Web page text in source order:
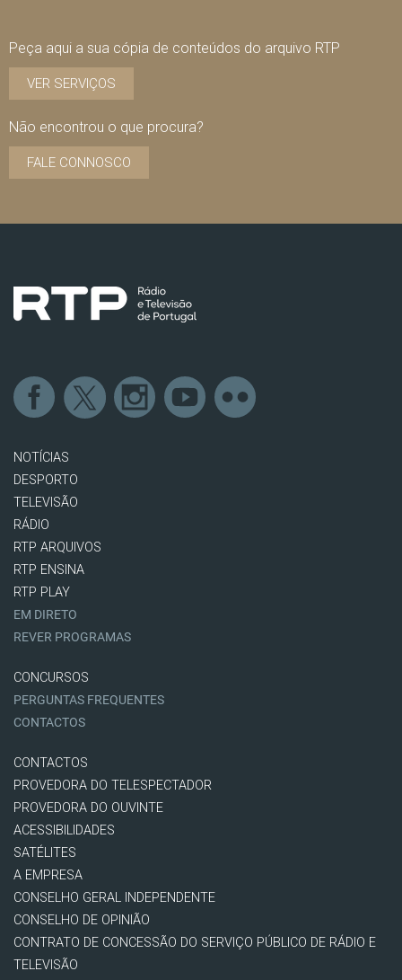
Peça aqui a sua cópia de conteúdos do arquivo RTP
VER SERVIÇOS
Não encontrou o que procura?
FALE CONNOSCO
NOTÍCIAS
DESPORTO
TELEVISÃO
RÁDIO
RTP ARQUIVOS
RTP ENSINA
RTP PLAY
EM DIRETO
REVER PROGRAMAS
CONCURSOS
PERGUNTAS FREQUENTES
CONTACTOS
CONTACTOS
PROVEDORA DO TELESPECTADOR
PROVEDORA DO OUVINTE
ACESSIBILIDADES
SATÉLITES
A EMPRESA
CONSELHO GERAL INDEPENDENTE
CONSELHO DE OPINIÃO
CONTRATO DE CONCESSÃO DO SERVIÇO PÚBLICO DE RÁDIO E
TELEVISÃO